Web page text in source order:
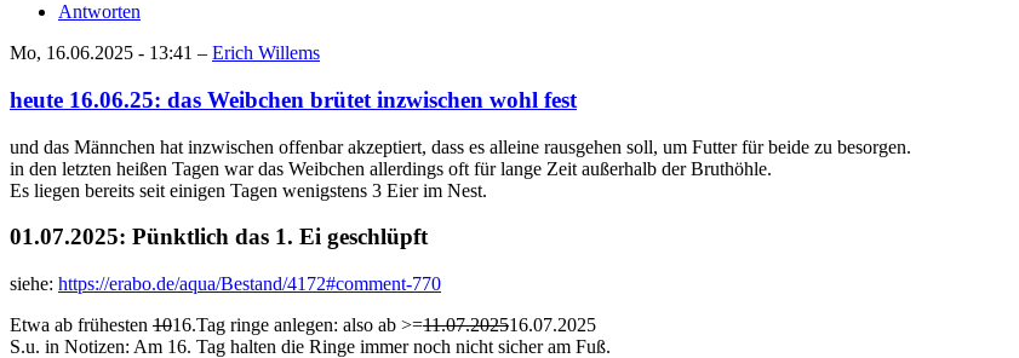
Antworten
Mo, 16.06.2025 - 13:41 – Erich Willems
heute 16.06.25: das Weibchen brütet inzwischen wohl fest
und das Männchen hat inzwischen offenbar akzeptiert, dass es alleine rausgehen soll, um Futter für beide zu besorgen.
in den letzten heißen Tagen war das Weibchen allerdings oft für lange Zeit außerhalb der Bruthöhle.
Es liegen bereits seit einigen Tagen wenigstens 3 Eier im Nest.
01.07.2025: Pünktlich das 1. Ei geschlüpft
siehe: https://erabo.de/aqua/Bestand/4172#comment-770
Etwa ab frühesten 1016.Tag ringe anlegen: also ab >=11.07.202516.07.2025
S.u. in Notizen: Am 16. Tag halten die Ringe immer noch nicht sicher am Fuß.